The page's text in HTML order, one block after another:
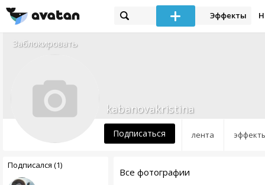
Эффекты
Заблокировать
лента
kabanovakristina
Подписаться
Подписался (1)
Все фотографии